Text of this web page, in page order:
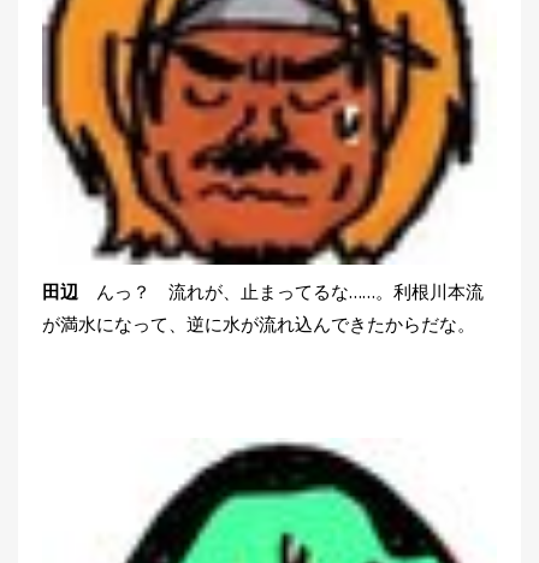
田辺 んっ？ 流れが、止まってるな……。利根川本流
が満水になって、逆に水が流れ込んできたからだな。